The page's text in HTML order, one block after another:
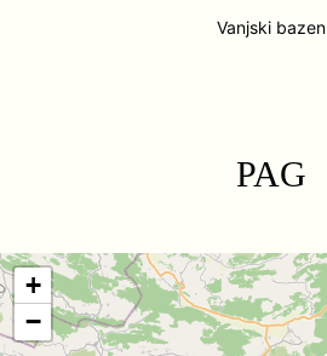
Vanjski bazen
PAG
+
−